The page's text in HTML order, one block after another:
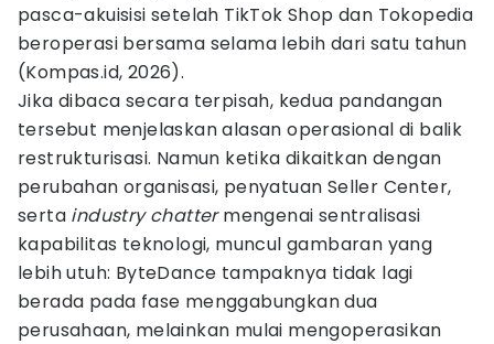
pasca-akuisisi setelah TikTok Shop dan Tokopedia
beroperasi bersama selama lebih dari satu tahun
(Kompas.id, 2026).
Jika dibaca secara terpisah, kedua pandangan
tersebut menjelaskan alasan operasional di balik
restrukturisasi. Namun ketika dikaitkan dengan
perubahan organisasi, penyatuan Seller Center,
serta industry chattermengenai sentralisasi
kapabilitas teknologi, muncul gambaran yang
lebih utuh: ByteDance tampaknya tidak lagi
berada pada fase menggabungkan dua
perusahaan, melainkan mulai mengoperasikan